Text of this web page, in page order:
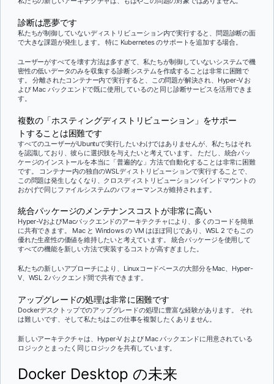
診断は悪夢です
私たちが制御していないディストリビューション内で実行すると、問題診断の面
で大きな課題が発生します。 特に Kubernetes のサポートを追加する場合。
ユーザーがすべてを壊す方法は多すぎて、私たちが制御していないシステムで機
密性の低いデータのみを収集する診断システムを作成することは非常に困難で
す。 分離されたコンテナー内で実行すると、この問題が解決され、Hyper-V お
よび Mac バックエンドで既に使用しているのと同じ診断サービスを活用できま
す。
複数の「ホスティングディストリビューション」をサポー
トすることは困難です
すべてのユーザーがUbuntuで実行したいわけではありませんが、私たちはそれ
を認識しており、彼らに選択肢を与えたいと考えています。 ただし、統合パッ
ケージのインストールを本当に「普遍的な」方法で自動化することは非常に困難
です。 コンテナー内の独自のWSLディストリビューションで実行することで、
この問題は発生しなくなり、クロスディストリビューションバインドマウントの
おかげで同じファイルシステムのパフォーマンスが維持されます。
統合パッケージのメンテナンスコストが非常に高い
Hyper-VおよびMacバックエンドのアーキテクチャにより、多くのコードを簡単
に共有できます。 Mac と Windows の VM はほぼ同じであり、WSL 2 でもこの
優れた生産性の価値を維持したいと考えています。 統合パッケージを使用して
すべての機能を新しい方法で実装するコストが高すぎました。
私たちの新しいアプローチにより、Linuxコードベースの大部分をMac、Hyper-
V、WSL 2バックエンド間で共有できます。
アップグレードの処理は非常に困難です
Dockerデスクトップでのアップグレードの処理に豊富な経験があります。 それ
は難しいです、そして私たちはこの仕事を複製したくありません。
新しいアーキテクチャは、Hyper-V および Mac バックエンドに用意されている
ロジックとまったく同じロジックを共有しています。
Docker Desktop の未来